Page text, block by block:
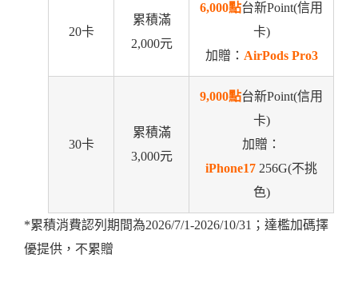
20卡
累積滿
2,000元
6,000點台新Point(信用
卡)
加贈： AirPods Pro3
30卡
累積滿
3,000元
9,000點台新Point(信用
卡)
加贈：
iPhone17 256G(不挑
色)
*累積消費認列期間為2026/7/1-2026/10/31；達檻加碼擇
優提供，不累贈